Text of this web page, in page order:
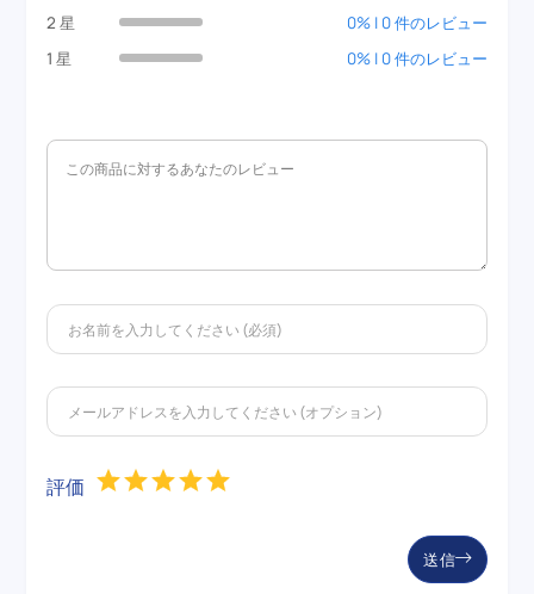
2 星
0% | 0 件のレビュー
1 星
0% | 0 件のレビュー
評価
送信